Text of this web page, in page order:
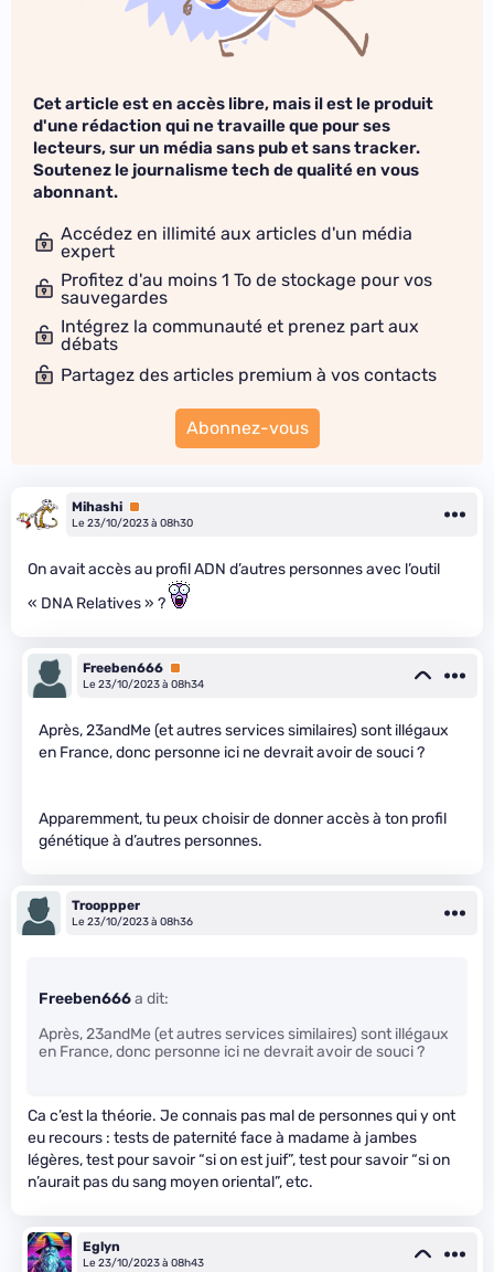
Cet article est en accès libre, mais il est le produit
d'une rédaction qui ne travaille que pour ses
lecteurs, sur un média sans pub et sans tracker.
Soutenez le journalisme tech de qualité en vous
abonnant.
Accédez en illimité aux articles d'un média
expert
Profitez d'au moins 1 To de stockage pour vos
sauvegardes
Intégrez la communauté et prenez part aux
débats
Partagez des articles premium à vos contacts
Abonnez-vous
Mihashi Premium
Le 23/10/2023 à 08h30
On avait accès au profil ADN d’autres personnes avec l’outil
« DNA Relatives » ?
Freeben666 Premium
Le 23/10/2023 à 08h34
Après, 23andMe (et autres services similaires) sont illégaux
en France, donc personne ici ne devrait avoir de souci ?
Apparemment, tu peux choisir de donner accès à ton profil
génétique à d’autres personnes.
Trooppper
Le 23/10/2023 à 08h36
Freeben666a dit:
Après, 23andMe (et autres services similaires) sont illégaux
en France, donc personne ici ne devrait avoir de souci ?
Ca c’est la théorie. Je connais pas mal de personnes qui y ont
eu recours : tests de paternité face à madame à jambes
légères, test pour savoir “si on est juif”, test pour savoir “si on
n’aurait pas du sang moyen oriental”, etc.
Eglyn
Le 23/10/2023 à 08h43